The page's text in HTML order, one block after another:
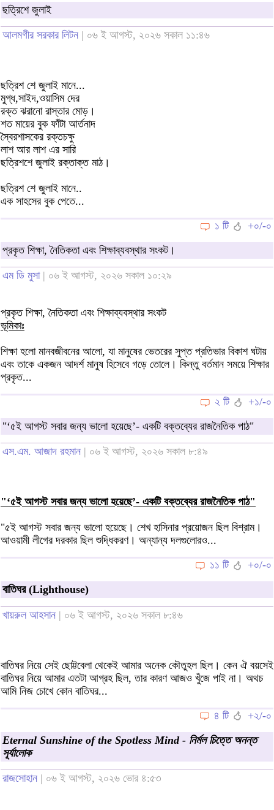
ছত্রিশে জুলাই
আলমগীর সরকার লিটন | ০৬ ই আগস্ট, ২০২৬ সকাল ১১:৪৬
ছত্রিশ শে জুলাই মানে...
মুগ্ধ,সাইদ,ওয়াসিম দের
রক্ত ঝরানো রাস্তার মোড়।
শত মায়ের বুক ফাঁটা আর্তনাদ
স্বৈরশাসকের রক্তচক্ষু
লাশ আর লাশ এর সারি
ছত্রিশশে জুলাই রক্তাক্ত মাঠ।
ছত্রিশ শে জুলাই মানে..
এক সাহসের বুক পেতে...
১ টি
+০/-০
প্রকৃত শিক্ষা, নৈতিকতা এবং শিক্ষাব্যবস্থার সংকট।
এম ডি মুসা| ০৬ ই আগস্ট, ২০২৬ সকাল ১০:২৯
প্রকৃত শিক্ষা, নৈতিকতা এবং শিক্ষাব্যবস্থার সংকট
ভূমিকাঃ
শিক্ষা হলো মানবজীবনের আলো, যা মানুষের ভেতরের সুপ্ত প্রতিভার বিকাশ ঘটায়
এবং তাকে একজন আদর্শ মানুষ হিসেবে গড়ে তোলে। কিন্তু বর্তমান সময়ে শিক্ষার
প্রকৃত...
২ টি
+১/-০
"‘৫ই আগস্ট সবার জন্য ভালো হয়েছে’- একটি বক্তব্যের রাজনৈতিক পাঠ"
এস.এম. আজাদ রহমান | ০৬ ই আগস্ট, ২০২৬ সকাল ৮:৪৯
"‘৫ই আগস্ট সবার জন্য ভালো হয়েছে’- একটি বক্তব্যের রাজনৈতিক পাঠ"
"৫ই আগস্ট সবার জন্য ভালো হয়েছে। শেখ হাসিনার প্রয়োজন ছিল বিশ্রাম।
আওয়ামী লীগের দরকার ছিল শুদ্ধিকরণ। অন্যান্য দলগুলোরও...
১১ টি
+০/-০
বাতিঘর (Lighthouse)
খায়রুল আহসান | ০৬ ই আগস্ট, ২০২৬ সকাল ৮:৪৬
বাতিঘর নিয়ে সেই ছোট্টবেলা থেকেই আমার অনেক কৌতুহল ছিল। কেন ঐ বয়সেই
বাতিঘর নিয়ে আমার এতটা আগ্রহ ছিল, তার কারণ আজও খুঁজে পাই না। অথচ
আমি নিজ চোখে কোন বাতিঘর...
৪ টি
+২/-০
Eternal Sunshine of the Spotless Mind - নির্মল চিত্তে অনন্ত
সূর্যালোক
রাজসোহান | ০৬ ই আগস্ট, ২০২৬ ভোর ৪:৫৩